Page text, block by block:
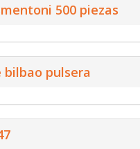
500 piezas
pulsera